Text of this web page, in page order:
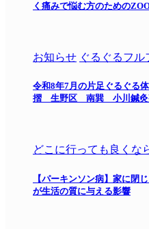
く痛みで悩む方のための
お知らせ ぐるぐるフル
令和8年7月の片足ぐるぐ
摺 生野区 南巽 小川鍼灸
どこに行っても良くな
【パーキンソン病】家に閉
が生活の質に与える影響